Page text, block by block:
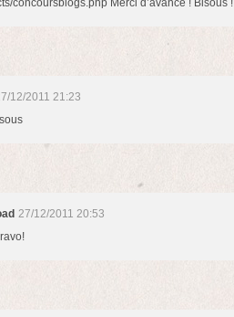
concoursblogs.php Merci d’avance ! Bisous !
12/2011 21:23
27/12/2011 20:53